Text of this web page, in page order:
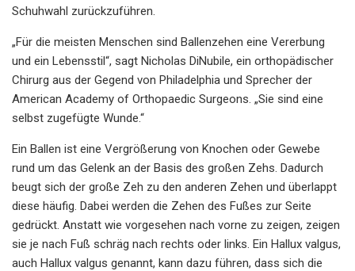
Schuhwahl zurückzuführen.
„Für die meisten Menschen sind Ballenzehen eine Vererbung
und ein Lebensstil“, sagt Nicholas DiNubile, ein orthopädischer
Chirurg aus der Gegend von Philadelphia und Sprecher der
American Academy of Orthopaedic Surgeons. „Sie sind eine
selbst zugefügte Wunde.“
Ein Ballen ist eine Vergrößerung von Knochen oder Gewebe
rund um das Gelenk an der Basis des großen Zehs. Dadurch
beugt sich der große Zeh zu den anderen Zehen und überlappt
diese häufig. Dabei werden die Zehen des Fußes zur Seite
gedrückt. Anstatt wie vorgesehen nach vorne zu zeigen, zeigen
sie je nach Fuß schräg nach rechts oder links. Ein Hallux valgus,
auch Hallux valgus genannt, kann dazu führen, dass sich die